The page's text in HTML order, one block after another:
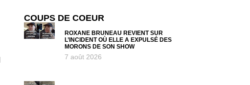
COUPS DE COEUR
ROXANE BRUNEAU REVIENT SUR
L’INCIDENT OÙ ELLE A EXPULSÉ DES
MORONS DE SON SHOW
7 août 2026